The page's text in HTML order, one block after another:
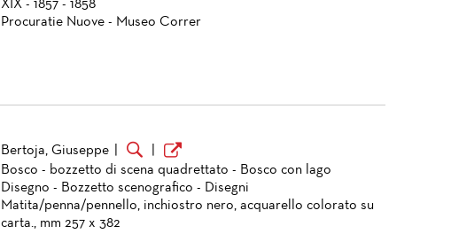
XIX - 1857 - 1858
Procuratie Nuove - Museo Correr
Bertoja, Giuseppe
Bosco - bozzetto di scena quadrettato - Bosco con lago
Disegno - Bozzetto scenografico - Disegni
Matita/penna/pennello, inchiostro nero, acquarello colorato su
carta., mm 257 x 382